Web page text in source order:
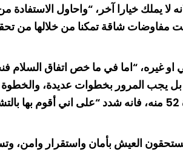
لا يملك خيارا آخر، “واحاول
مفاوضات شاقة تمكنا من خلالها
يجب المرور بخطوات عديدة، والخطوة
وإذ أوضح ان المفاوضات محصورة برئيس الجمهورية وفقا للدستور
وتستحقون العيش بأمان واستقرار